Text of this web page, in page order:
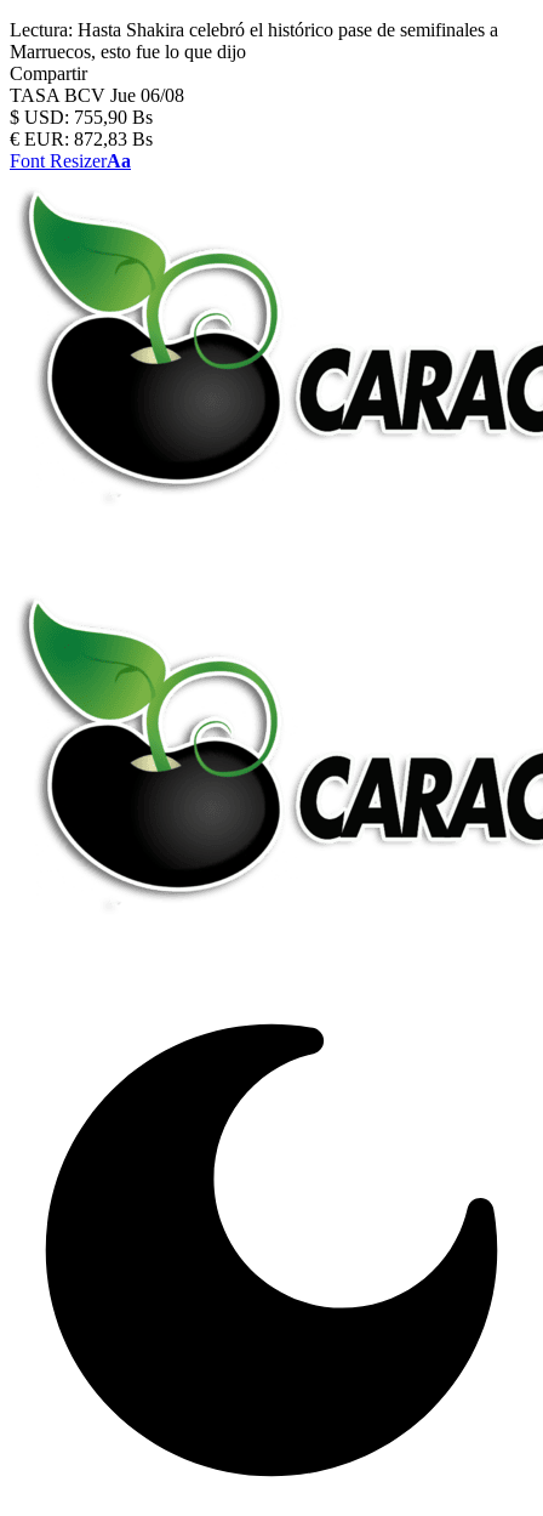
Lectura: Hasta Shakira celebró el histórico pase de semifinales a
Marruecos, esto fue lo que dijo
Compartir
TASA BCV Jue 06/08
$ USD: 755,90 Bs
€ EUR: 872,83 Bs
Font ResizerAa